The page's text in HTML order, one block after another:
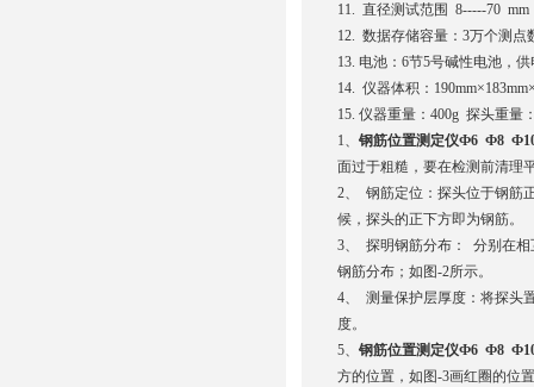
11. 直径测试范围 8-----70
12. 数据存储容量：3万个测点
13. 电池：6节5号碱性电池，
14. 仪器体积：
15. 仪器重量：400g 探头重量
1、 钢筋位置测定仪Ф6 Ф8
面过于粗糙，要在检测前清理
2、 钢筋定位：探头位于钢筋
候，探头的正下方即为钢筋。
3、 探明钢筋分布： 分别在相
钢筋分布；如图-2所示。
4、 测量保护层厚度：将探头
度。
5、 钢筋位置测定仪Ф6 Ф8
方的位置，如图-3画红圈的位